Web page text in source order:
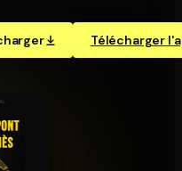
Télécharger